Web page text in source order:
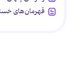
قهرمان‌های